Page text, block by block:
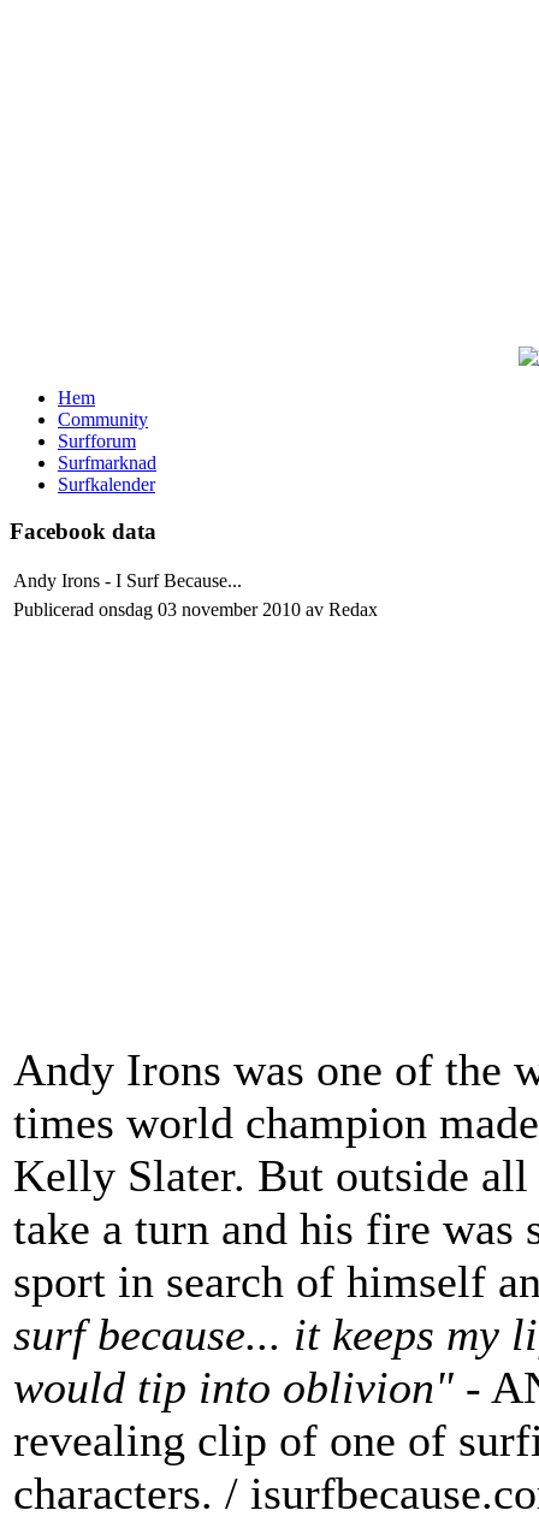
Hem
Community
Surfforum
Surfmarknad
Surfkalender
Facebook data
Andy Irons - I Surf Because...
Publicerad onsdag 03 november 2010 av Redax
Andy Irons was one of the
times world champion
Kelly Slater. But outside
take a turn and his fire
sport in search of himself
surf because... it keeps my
would tip into oblivion" -
revealing clip of one of
characters. /